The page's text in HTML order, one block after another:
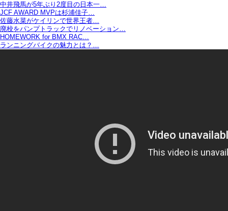
中井飛馬が5年ぶり2度目の日本一…
JCF AWARD MVPは杉浦佳子…
佐藤水菜がケイリンで世界王者…
廃校をパンプトラックでリノベーション…
HOMEWORK for BMX RAC…
ランニングバイクの魅力とは？…